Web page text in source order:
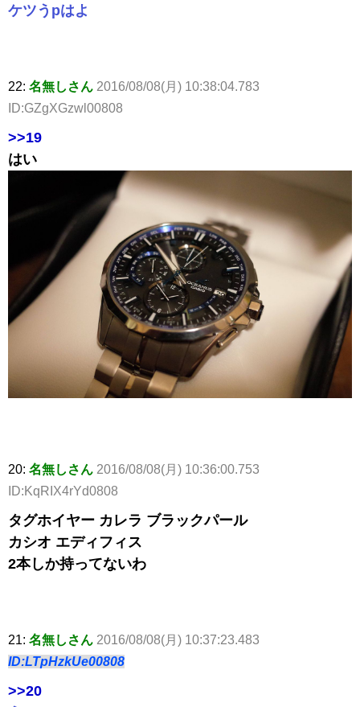
ケツうpはよ
22: 名無しさん 2016/08/08(月) 10:38:04.783
ID:GZgXGzwl00808
>>19
はい
20: 名無しさん 2016/08/08(月) 10:36:00.753
ID:KqRIX4rYd0808
タグホイヤー カレラ ブラックパール
カシオ エディフィス
2本しか持ってないわ
21: 名無しさん 2016/08/08(月) 10:37:23.483
ID:LTpHzkUe00808
>>20